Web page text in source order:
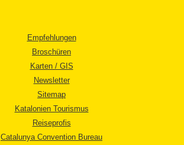
Empfehlungen
Broschüren
Karten / GIS
Newsletter
Sitemap
Katalonien Tourismus
Reiseprofis
Catalunya Convention Bureau